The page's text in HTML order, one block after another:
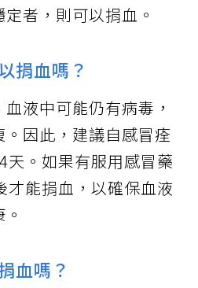
者，則可以捐血。
捐血嗎？
液中可能仍有病毒，
。因此，建議自感冒痊
天。如果有服用感冒藥
才能捐血，以確保血液
血嗎？